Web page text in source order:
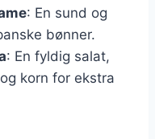
: En sund og
bønner.
: En fyldig salat,
korn for ekstra